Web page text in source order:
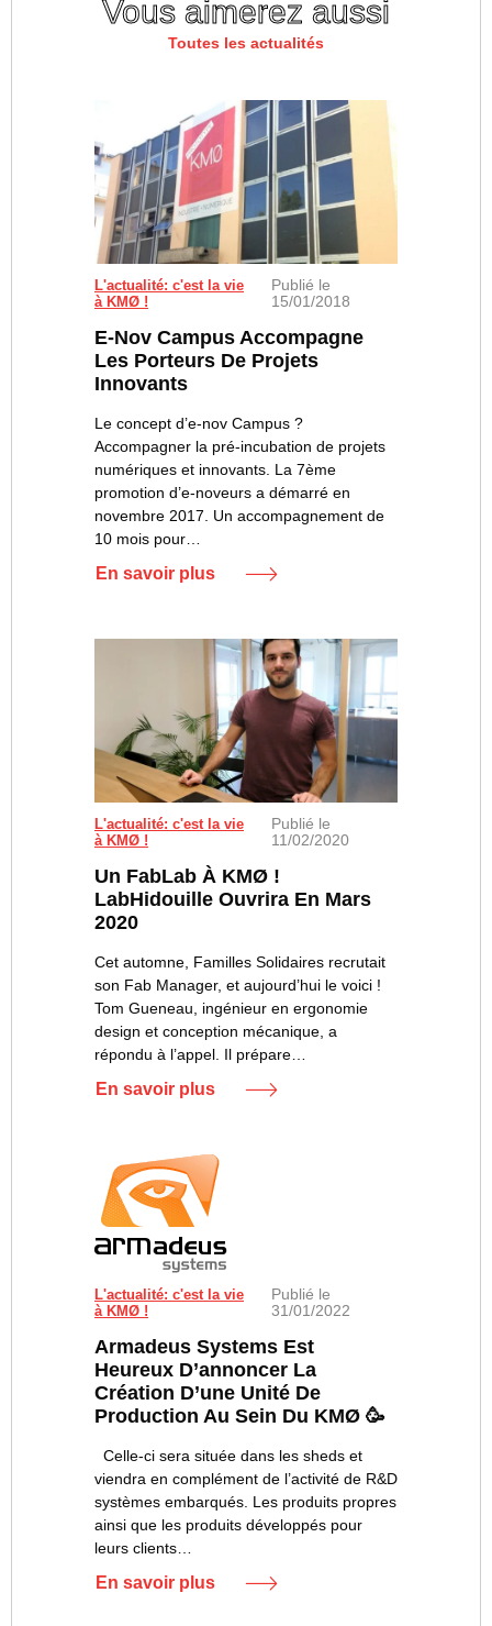
Vous aimerez aussi
Toutes les actualités
L'actualité: c'est la vie
à KMØ !
Publié le
15/01/2018
E-Nov Campus Accompagne
Les Porteurs De Projets
Innovants
Le concept d’e-nov Campus ?
Accompagner la pré-incubation de projets
numériques et innovants. La 7ème
promotion d’e-noveurs a démarré en
novembre 2017. Un accompagnement de
10 mois pour…
En savoir plus
L'actualité: c'est la vie
à KMØ !
Publié le
11/02/2020
Un FabLab À KMØ !
LabHidouille Ouvrira En Mars
2020
Cet automne, Familles Solidaires recrutait
son Fab Manager, et aujourd’hui le voici !
Tom Gueneau, ingénieur en ergonomie
design et conception mécanique, a
répondu à l’appel. Il prépare…
En savoir plus
L'actualité: c'est la vie
à KMØ !
Publié le
31/01/2022
Armadeus Systems Est
Heureux D’annoncer La
Création D’une Unité De
Production Au Sein Du KMØ 🥳
Celle-ci sera située dans les sheds et
viendra en complément de l’activité de R&D
systèmes embarqués. Les produits propres
ainsi que les produits développés pour
leurs clients…
En savoir plus